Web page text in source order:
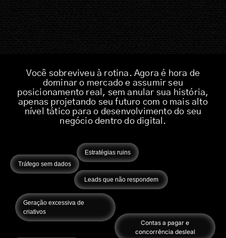
Você sobreviveu à rotina. Agora é hora de
dominar o mercado e assumir seu
posicionamento real, sem anular sua história,
apenas projetando seu futuro com o mais alto
nível tático para o desenvolvimento do seu
negócio dentro do digital.
Estratégias ruins
Geração excessiva de
criativos
Leads que não respondem
Contas a pagar e
concorrência desleal
Tráfego sem dados